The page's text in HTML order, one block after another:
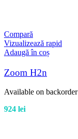
Compară
Vizualizează rapid
Adaugă în coș
Zoom H2n
Available on backorder
924 lei